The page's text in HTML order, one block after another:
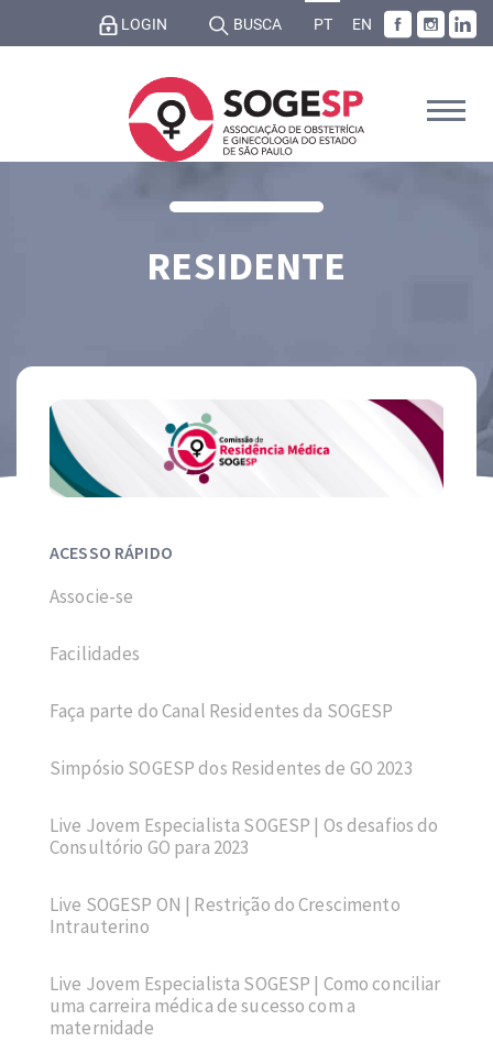
LOGIN BUSCA PT EN
RESIDENTE
ACESSO RÁPIDO
Associe-se
Facilidades
Faça parte do Canal Residentes da SOGESP
Simpósio SOGESP dos Residentes de GO 2023
Live Jovem Especialista SOGESP | Os desafios do
Consultório GO para 2023
Live SOGESP ON | Restrição do Crescimento
Intrauterino
Live Jovem Especialista SOGESP | Como conciliar
uma carreira médica de sucesso com a
maternidade